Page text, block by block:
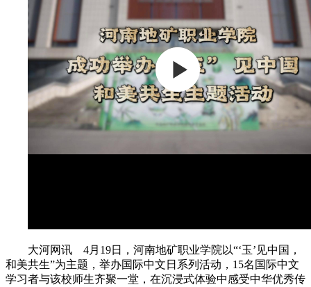
大河网讯 4月19日，河南地矿职业学院以“‘玉’见中国，
和美共生”为主题，举办国际中文日系列活动，15名国际中文
学习者与该校师生齐聚一堂，在沉浸式体验中感受中华优秀传